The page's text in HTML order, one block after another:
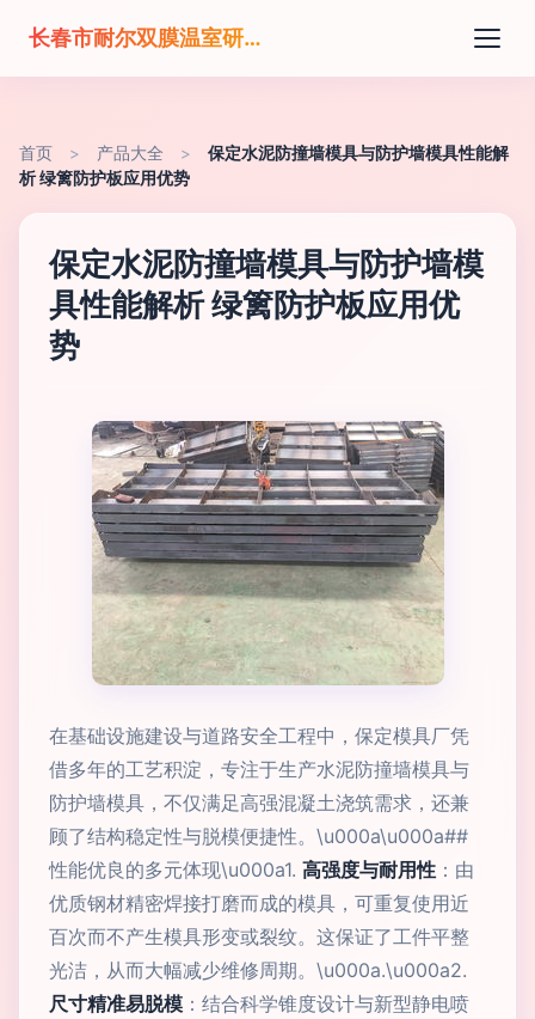
长春市耐尔双膜温室研发有限公司
首页 > 产品大全 >
保定水泥防撞墙模具与防护墙模具性能解
析 绿篱防护板应用优势
保定水泥防撞墙模具与防护墙模
具性能解析 绿篱防护板应用优
势
在基础设施建设与道路安全工程中，保定模具厂凭
借多年的工艺积淀，专注于生产水泥防撞墙模具与
防护墙模具，不仅满足高强混凝土浇筑需求，还兼
顾了结构稳定性与脱模便捷性。\u000a\u000a##
性能优良的多元体现\u000a1. 高强度与耐用性 ：由
优质钢材精密焊接打磨而成的模具，可重复使用近
百次而不产生模具形变或裂纹。这保证了工件平整
光洁，从而大幅减少维修周期。\u000a.\u000a2.
尺寸精准易脱模 ：结合科学锥度设计与新型静电喷